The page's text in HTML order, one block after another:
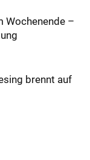
Wochenende –
brennt auf